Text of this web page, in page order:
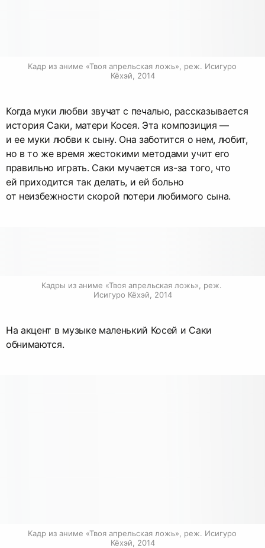
Кадр из аниме «Твоя апрельская ложь», реж. Исигуро
Кёхэй, 2014
Когда муки любви звучат с печалью, рассказывается
история Саки, матери Косея. Эта композиция —
и ее муки любви к сыну. Она заботится о нем, любит,
но в то же время жестокими методами учит его
правильно играть. Саки мучается из-за того, что
ей приходится так делать, и ей больно
от неизбежности скорой потери любимого сына.
Кадры из аниме «Твоя апрельская ложь», реж.
Исигуро Кёхэй, 2014
На акцент в музыке маленький Косей и Саки
обнимаются.
Кадр из аниме «Твоя апрельская ложь», реж. Исигуро
Кёхэй, 2014